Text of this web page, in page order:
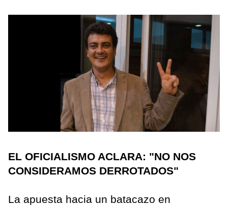
EL OFICIALISMO ACLARA: "NO NOS
CONSIDERAMOS DERROTADOS"
La apuesta hacia un batacazo en